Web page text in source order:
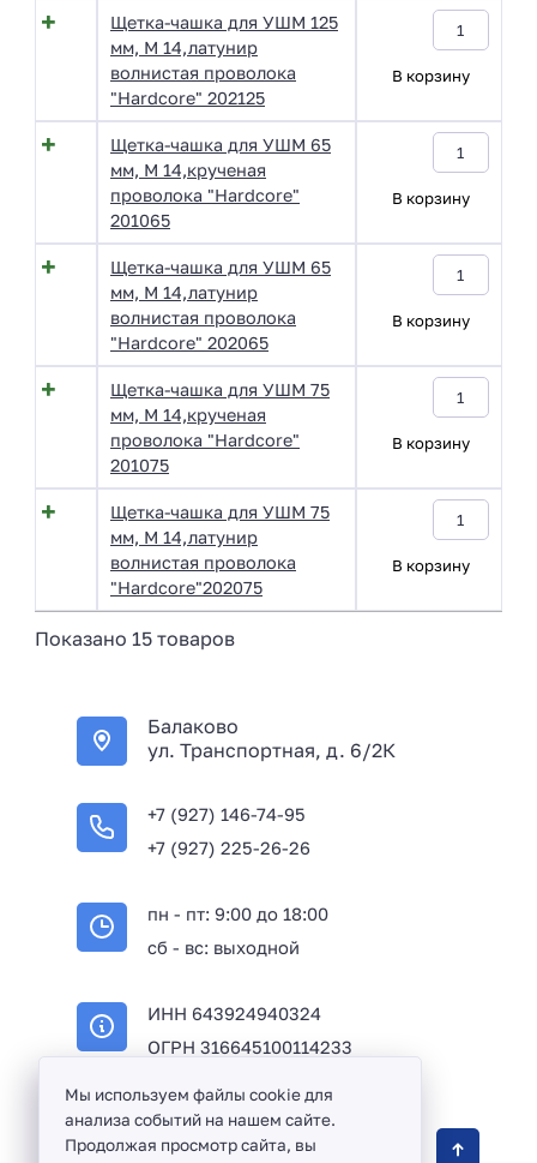
Щетка-чашка для УШМ 125
мм, М 14,латунир
волнистая проволока
"Hardcore" 202125
В корзину
Щетка-чашка для УШМ 65
мм, М 14,крученая
проволока "Hardcore"
201065
В корзину
Щетка-чашка для УШМ 65
мм, М 14,латунир
волнистая проволока
"Hardcore" 202065
В корзину
Щетка-чашка для УШМ 75
мм, М 14,крученая
проволока "Hardcore"
201075
В корзину
Щетка-чашка для УШМ 75
мм, М 14,латунир
волнистая проволока
"Hardcore"202075
В корзину
Показано 15 товаров
Балаково
ул. Транспортная, д. 6/2К
+7 (927) 146-74-95
+7 (927) 225-26-26
пн - пт: 9:00 до 18:00
сб - вс: выходной
ИНН 643924940324
ОГРН 316645100114233
Оптовая продажа сантехники и комплектующих
Мы используем файлы cookie для
анализа событий на нашем сайте.
Продолжая просмотр сайта, вы